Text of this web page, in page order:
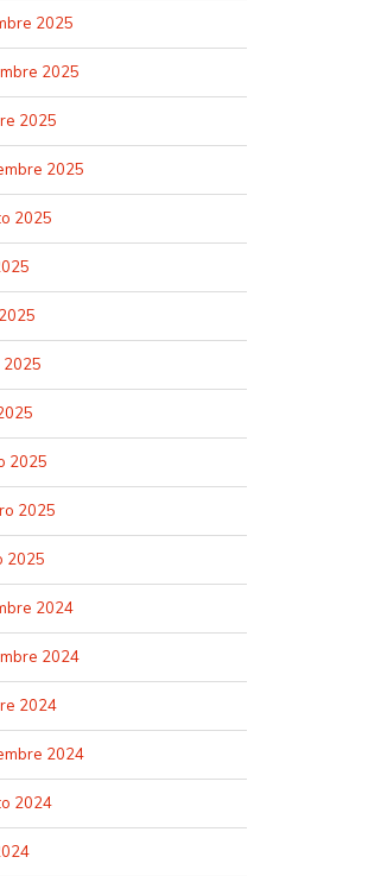
2025
2025
2025
2025
2025
2025
2025
2025
2025
2024
2024
2024
2024
2024